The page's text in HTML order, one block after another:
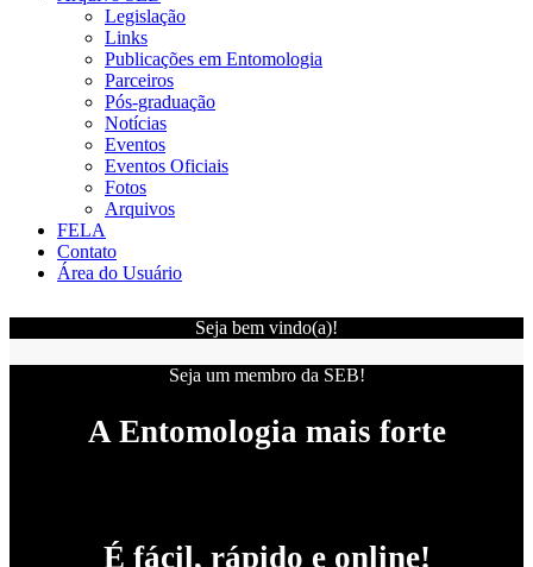
Legislação
Links
Publicações em Entomologia
Parceiros
Pós-graduação
Notícias
Eventos
Eventos Oficiais
Fotos
Arquivos
FELA
Contato
Área do Usuário
Seja bem vindo(a)!
Seja um membro da SEB!
A Entomologia mais forte
É fácil, rápido e online!